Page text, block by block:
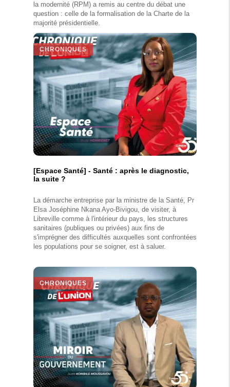
la modernité (RPM) a remis au centre du débat une
question : celle de la formalisation de la Charte de la
majorité présidentielle.
CHRONIQUES
[Espace Santé] - Santé : après le diagnostic,
la suite ?
La démarche entreprise par la ministre de la Santé, Pr
Elsa Joséphine Nkana Ayo-Bivigou, de visiter, à
Libreville comme à l'intérieur du pays, les structures
sanitaires (publiques ou privées) aux fins de
s'imprégner des difficultés auxquelles sont confrontées
les populations pour se soigner, est à saluer.
CHRONIQUES